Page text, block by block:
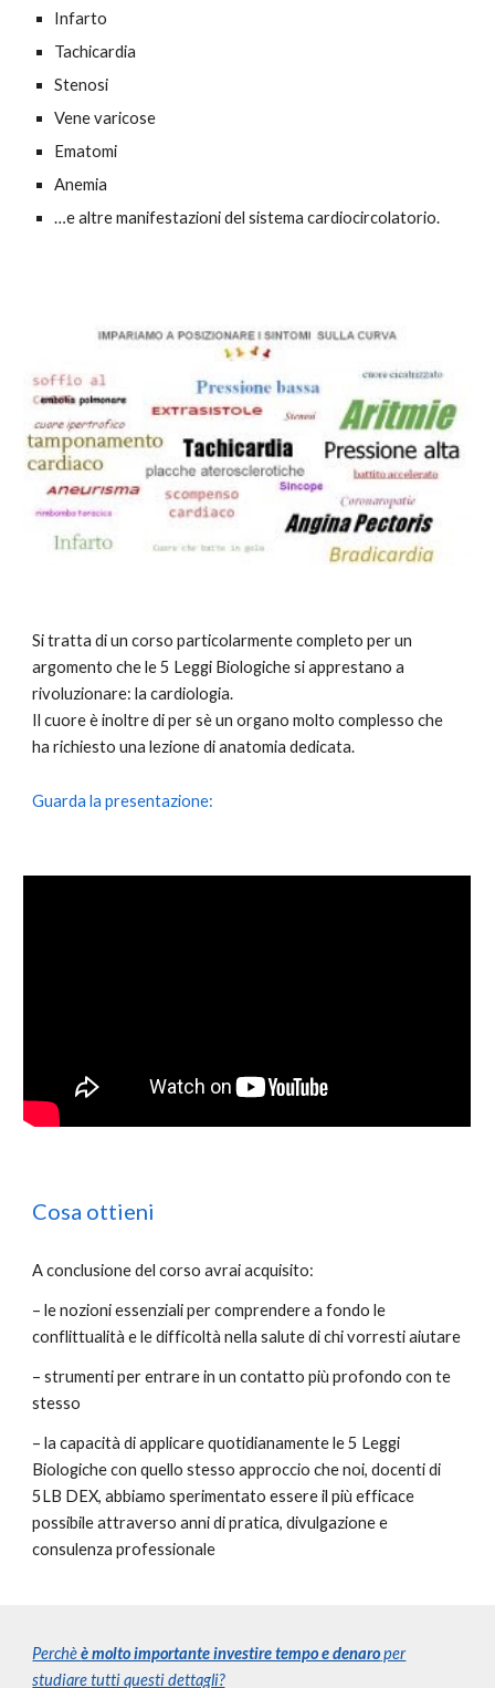
Infarto
Tachicardia
Stenosi
Vene varicose
Ematomi
Anemia
…e altre manifestazioni del sistema cardiocircolatorio.
Si tratta di un corso particolarmente completo per un
argomento che le 5 Leggi Biologiche si apprestano a
rivoluzionare: la cardiologia.
Il cuore è inoltre di per sè un organo molto complesso che
ha richiesto una lezione di anatomia dedicata.
Guarda la presentazione:
Cosa ottieni
A conclusione del corso avrai acquisito:
– le nozioni essenziali per comprendere a fondo le
conflittualità e le difficoltà nella salute di chi vorresti aiutare
– strumenti per entrare in un contatto più profondo con te
stesso
– la capacità di applicare quotidianamente le 5 Leggi
Biologiche con quello stesso approccio che noi, docenti di
5LB DEX, abbiamo sperimentato essere il più efficace
possibile attraverso anni di pratica, divulgazione e
consulenza professionale
Perchèè molto importante investire tempo e denaroper
studiare tutti questi dettagli?